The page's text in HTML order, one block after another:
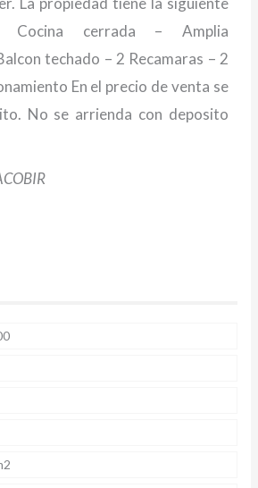
Cocina cerrada – Amplia
techado – 2 Recamaras – 2
En el precio de venta se
No se arrienda con deposito